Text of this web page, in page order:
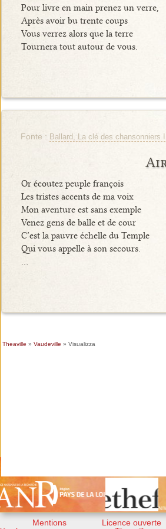
Pour livre en main prenez un verre,
Après avoir bu trente coups
Vous verrez alors que la terre
Tournera tout autour de vous.
Fonte : Ballard, La clé des chansonniers I
Or écoutez peuple françois
Les tristes accents de ma voix
Mon aventure est sans exemple
Venez gens de balle et de cour
C’est la pauvre échelle du Temple
Qui vous appelle à son secours.
…
Theaville » Vaudeville » Visualizza
Mentions
Licence ouverte